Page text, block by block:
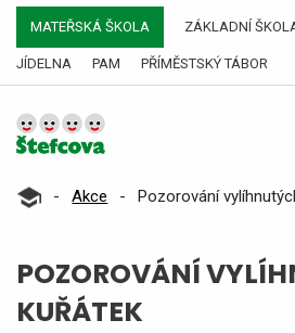
MATEŘSKÁ ŠKOLA ZÁKLADNÍ
JÍDELNA PAM PŘÍMĚSTSKÝ TÁBOR
- Akce - Pozorování
POZOROVÁNÍ
KUŘÁTEK